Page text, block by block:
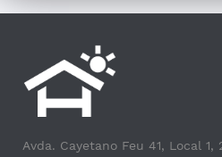
Avda. Cayetano Feu 41, Local 1,